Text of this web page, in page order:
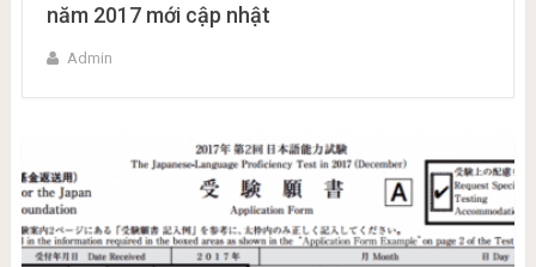
năm 2017 mới cập nhật
Admin